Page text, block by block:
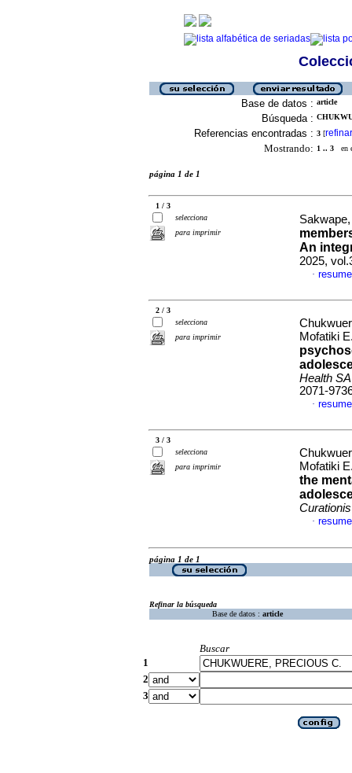
Base de datos : article
Búsqueda :
Referencias encontradas : 3 [refinar
Mostrando: 1 .. 3 en
página 1 de 1
1 / 3
selecciona
para imprimir
An
2025,
·
2 / 3
selecciona
para imprimir
Mofatiki
Health
2071-
·
3 / 3
selecciona
para imprimir
Mofatiki
the
Curationis
·
página 1 de 1
Refinar la búsqueda
Base de datos : article
Buscar
1
2
3